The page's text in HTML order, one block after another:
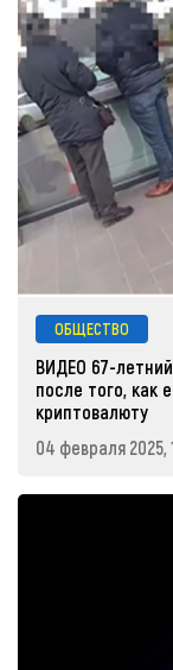
ОБЩЕСТВО
ВИДЕО 67-
после того, как
криптовалюту
04 февраля 2025,